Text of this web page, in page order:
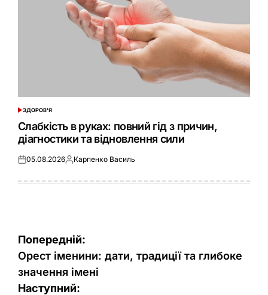
ОПУБЛІКУВАТИ
ЗДОРОВ'Я
Слабкість в руках: повний гід з причин,
діагностики та відновлення сили
Оприлюднено
05.08.2026Опубліковано
Карпенко Василь
Навігація
записів
Попередній:
Орест іменини: дати, традиції та глибоке
значення імені
Наступний: